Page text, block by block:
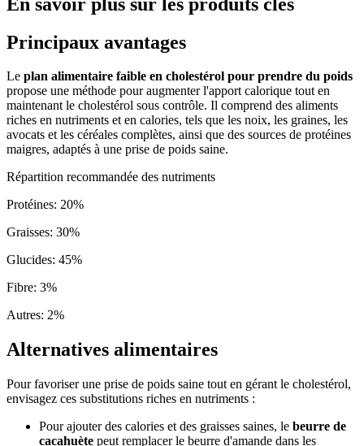
Principaux avantages
Le plan alimentaire faible en cholestérol pour prendre du poids
propose une méthode pour augmenter l'apport calorique tout en
maintenant le cholestérol sous contrôle. Il comprend des aliments
riches en nutriments et en calories, tels que les noix, les graines, les
avocats et les céréales complètes, ainsi que des sources de protéines
maigres, adaptés à une prise de poids saine.
Répartition recommandée des nutriments
Protéines: 20%
Graisses: 30%
Glucides: 45%
Fibre: 3%
Autres: 2%
Alternatives alimentaires
Pour favoriser une prise de poids saine tout en gérant le cholestérol,
envisagez ces substitutions riches en nutriments :
Pour ajouter des calories et des graisses saines, le beurre de
cacahuète peut remplacer le beurre d'amande dans les